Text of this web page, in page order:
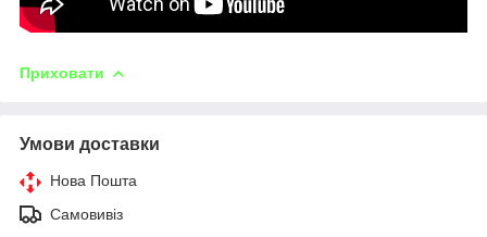
Приховати
Умови доставки
Нова Пошта
Самовивіз